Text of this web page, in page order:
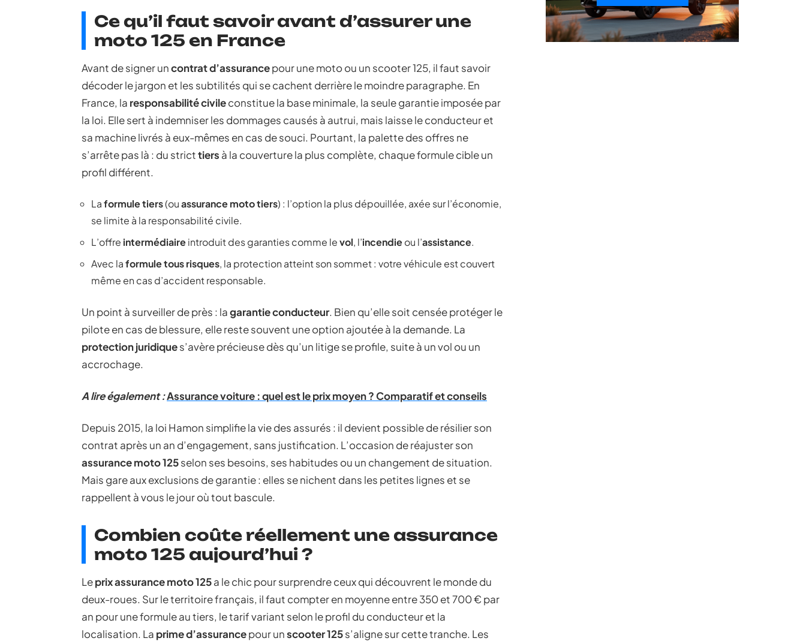
Ce qu’il faut savoir avant d’assurer une
moto 125 en France
Avant de signer uncontrat d’assurancepour une moto ou un scooter 125, il faut savoir
décoder le jargon et les subtilités qui se cachent derrière le moindre paragraphe. En
France, la responsabilité civileconstitue la base minimale, la seule garantie imposée par
la loi. Elle sert à indemniser les dommages causés à autrui, mais laisse le conducteur et
sa machine livrés à eux-mêmes en cas de souci. Pourtant, la palette des offres ne
s’arrête pas là : du stricttiers à la couverture la plus complète, chaque formule cible un
profil différent.
Laformule tiers(ouassurance moto tiers) : l’option la plus dépouillée, axée sur l’économie,
se limite à la responsabilité civile.
L’offre intermédiaireintroduit des garanties comme levol, l’incendieou l’assistance.
Avec laformule tous risques, la protection atteint son sommet : votre véhicule est couvert
même en cas d’accident responsable.
Un point à surveiller de près : lagarantie conducteur. Bien qu’elle soit censée protéger le
pilote en cas de blessure, elle reste souvent une option ajoutée à la demande. La
protection juridiques’avère précieuse dès qu’un litige se profile, suite à un vol ou un
accrochage.
A lire également :Assurance voiture : quel est le prix moyen ? Comparatif et conseils
Depuis 2015, la loi Hamon simplifie la vie des assurés : il devient possible de résilier son
contrat après un an d’engagement, sans justification. L’occasion de réajuster son
assurance moto 125selon ses besoins, ses habitudes ou un changement de situation.
Mais gare aux exclusions de garantie : elles se nichent dans les petites lignes et se
rappellent à vous le jour où tout bascule.
Combien coûte réellement une assurance
moto 125 aujourd’hui ?
Leprix assurance moto 125a le chic pour surprendre ceux qui découvrent le monde du
deux-roues. Sur le territoire français, il faut compter en moyenne entre 350 et 700 € par
an pour une formule au tiers, le tarif variant selon le profil du conducteur et la
localisation. La prime d’assurancepour unscooter 125s’aligne sur cette tranche. Les